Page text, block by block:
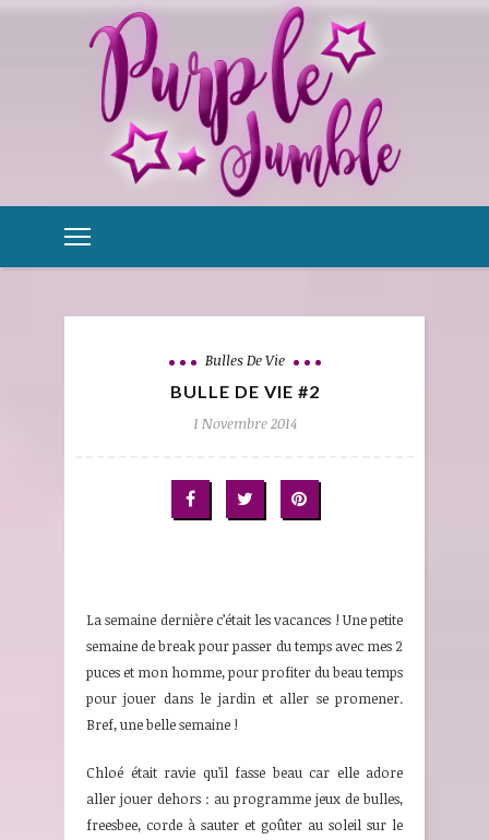
Bulles De Vie
BULLE DE VIE #2
1 Novembre 2014
La semaine dernière c’était les vacances ! Une petite
semaine de break pour passer du temps avec mes 2
puces et mon homme, pour profiter du beau temps
pour jouer dans le jardin et aller se promener.
Bref, une belle semaine !
Chloé était ravie qu’il fasse beau car elle adore
aller jouer dehors : au programme jeux de bulles,
freesbee, corde à sauter et goûter au soleil sur le